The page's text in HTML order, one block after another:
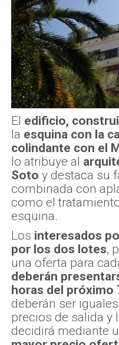
El edificio,
la esquina con la
colindante con el
lo atribuye al
Soto y destaca su
combinada con
como el
esquina.
Los interesados
por los dos lotes,
una oferta para
deberán
horas del próximo
deberán ser
precios de salida y
decidirá mediante